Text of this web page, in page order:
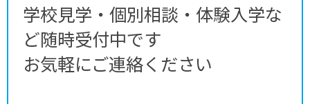
学校見学・個別相談・体験入学な
ど随時受付中です
お気軽にご連絡ください